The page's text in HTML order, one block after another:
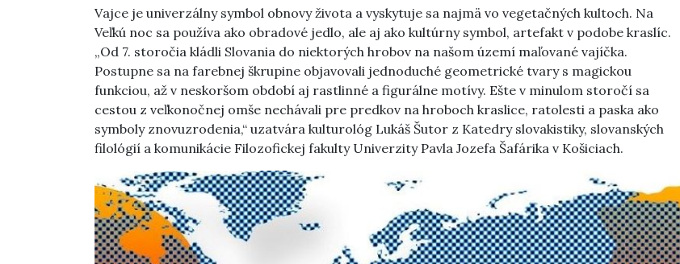
Vajce je univerzálny symbol obnovy života a vyskytuje sa najmä vo vegetačných kultoch. Na
Veľkú noc sa používa ako obradové jedlo, ale aj ako kultúrny symbol, artefakt v podobe kraslíc.
„Od 7. storočia kládli Slovania do niektorých hrobov na našom území maľované vajíčka.
Postupne sa na farebnej škrupine objavovali jednoduché geometrické tvary s magickou
funkciou, až v neskoršom období aj rastlinné a figurálne motívy. Ešte v minulom storočí sa
cestou z veľkonočnej omše nechávali pre predkov na hroboch kraslice, ratolesti a paska ako
symboly znovuzrodenia,“ uzatvára kulturológ Lukáš Šutor z Katedry slovakistiky, slovanských
filológií a komunikácie Filozofickej fakulty Univerzity Pavla Jozefa Šafárika v Košiciach.